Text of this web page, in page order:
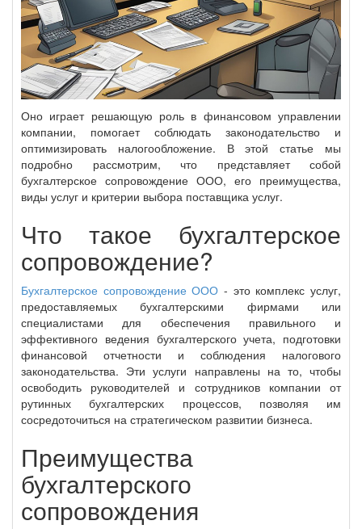
Оно играет решающую роль в финансовом управлении
компании, помогает соблюдать законодательство и
оптимизировать налогообложение. В этой статье мы
подробно рассмотрим, что представляет собой
бухгалтерское сопровождение ООО, его преимущества,
виды услуг и критерии выбора поставщика услуг.
Что такое бухгалтерское
сопровождение?
Бухгалтерское сопровождение ООО - это комплекс услуг,
предоставляемых бухгалтерскими фирмами или
специалистами для обеспечения правильного и
эффективного ведения бухгалтерского учета, подготовки
финансовой отчетности и соблюдения налогового
законодательства. Эти услуги направлены на то, чтобы
освободить руководителей и сотрудников компании от
рутинных бухгалтерских процессов, позволяя им
сосредоточиться на стратегическом развитии бизнеса.
Преимущества
бухгалтерского
сопровождения